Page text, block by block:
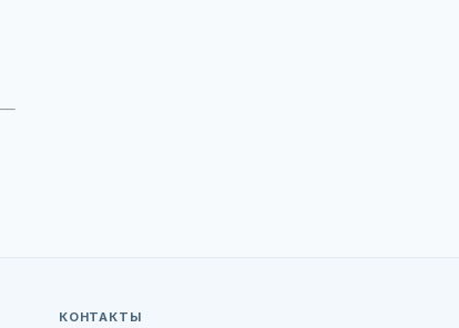
КОНТАКТЫ